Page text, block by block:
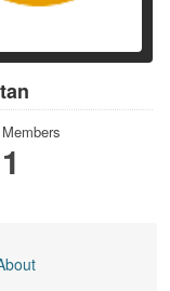
Members
1